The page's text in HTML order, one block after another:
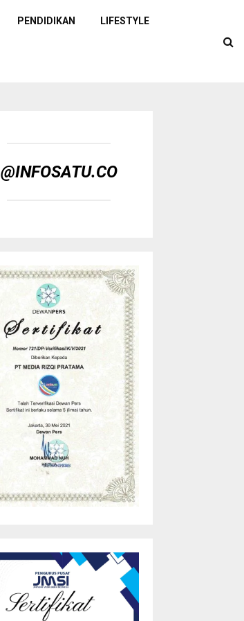
PENDIDIKAN LIFESTYLE
@INFOSATU.CO